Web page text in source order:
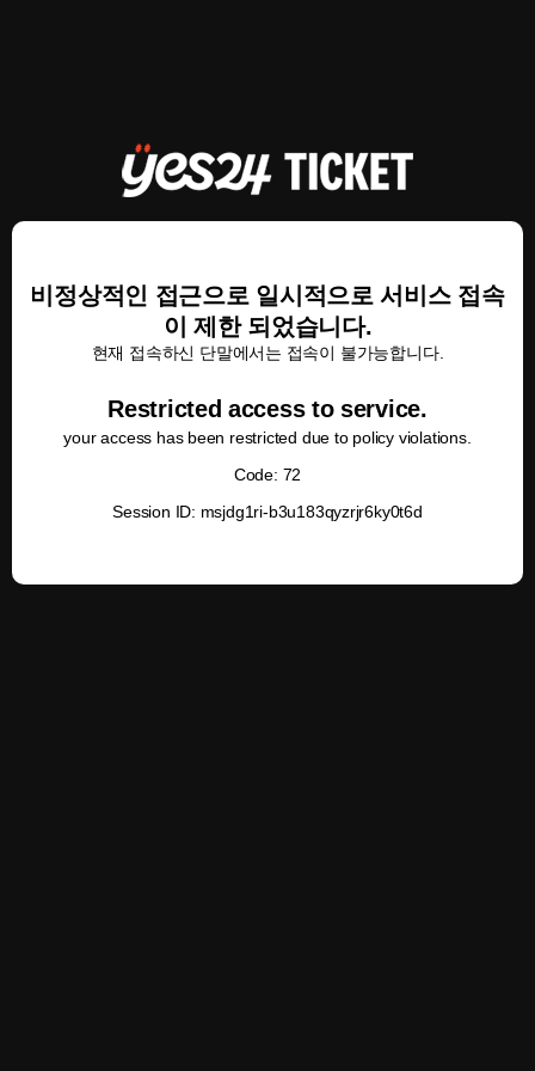
비정상적인 접근으로 일시적으로 서비스 접속
이 제한 되었습니다.
현재 접속하신 단말에서는 접속이 불가능합니다.
Restricted access to service.
your access has been restricted due to policy violations.
Code: 72
Session ID: msjdg1ri-b3u183qyzrjr6ky0t6d